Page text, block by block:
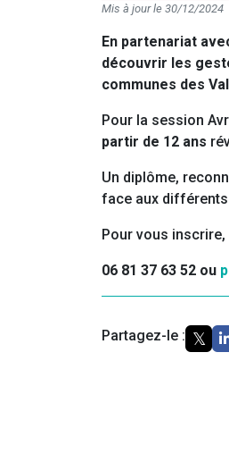
Mis à jour le 30/12/2024
En partenariat
découvrir les
communes des
Pour la session
partir de 12 ans
Un diplôme,
face aux
Pour vous
06 81 37 63 52 ou
Partagez-le :